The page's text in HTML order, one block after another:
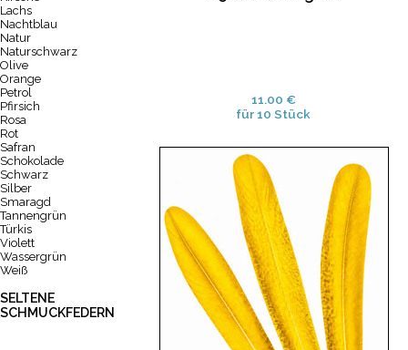
Lachs
Nachtblau
Natur
Naturschwarz
Olive
Orange
Petrol
Pfirsich
Rosa
Rot
Safran
Schokolade
Schwarz
Silber
Smaragd
Tannengrün
Türkis
Violett
Wassergrün
Weiß
SELTENE
SCHMUCKFEDERN
11.00 €
für 10 Stück